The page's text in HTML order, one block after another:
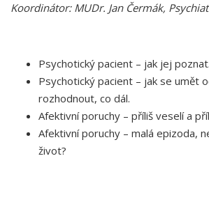
Koordinátor: MUDr. Jan Čermák,
Psychotický pacient – jak jej poznat.
Psychotický pacient – jak se umět
rozhodnout, co dál.
Afektivní poruchy – příliš veselí a
Afektivní poruchy – malá epizoda,
život?